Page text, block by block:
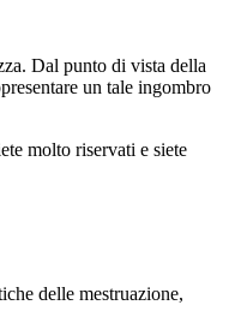
Dal punto di vista della
un tale ingombro
molto riservati e siete
delle mestruazione,